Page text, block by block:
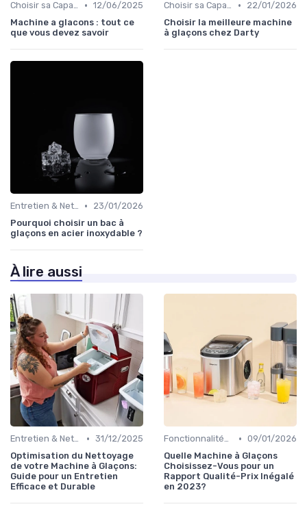
Choisir sa Capacité • 12/06/2025
Machine a glacons : tout ce
que vous devez savoir
Choisir sa Capacité •
22/01/2026
Choisir la meilleure machine
à glaçons chez Darty
Entretien & Nettoyage •
23/01/2026
Pourquoi choisir un bac à
glaçons en acier inoxydable ?
À lire aussi
Entretien & Nettoyage • 31/12/2025
Optimisation du Nettoyage
de votre Machine à Glaçons:
Guide pour un Entretien
Efficace et Durable
Fonctionnalités Clés • 09/01/2026
Quelle Machine à Glaçons
Choisissez-Vous pour un
Rapport Qualité-Prix Inégalé
en 2023?